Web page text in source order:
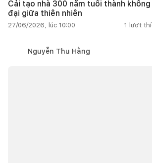
Cải tạo nhà 300 năm tuổi thành
đại giữa thiên nhiên
27/06/2026, lúc 10:00 1 lượt
Nguyễn Thu Hằng